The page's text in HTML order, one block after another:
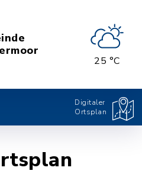
25 °C
Digitaler
Ortsplan